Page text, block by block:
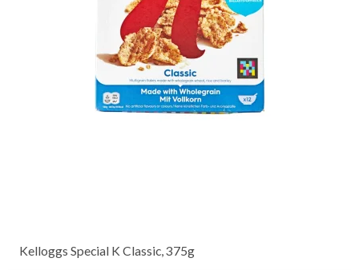
Kelloggs Special K Classic, 375g